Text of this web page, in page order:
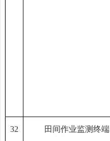
32 田间作业监测终端